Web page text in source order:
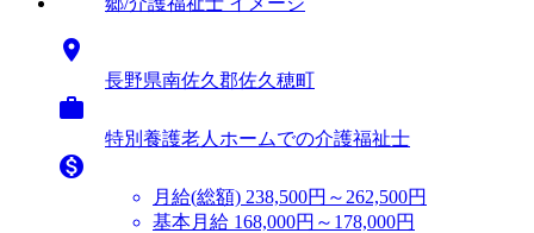

長野県南佐久郡佐久穂町

特別養護老人ホームでの介護福祉士

月給(総額) 238,500円～262,500円
基本月給 168,000円～178,000円